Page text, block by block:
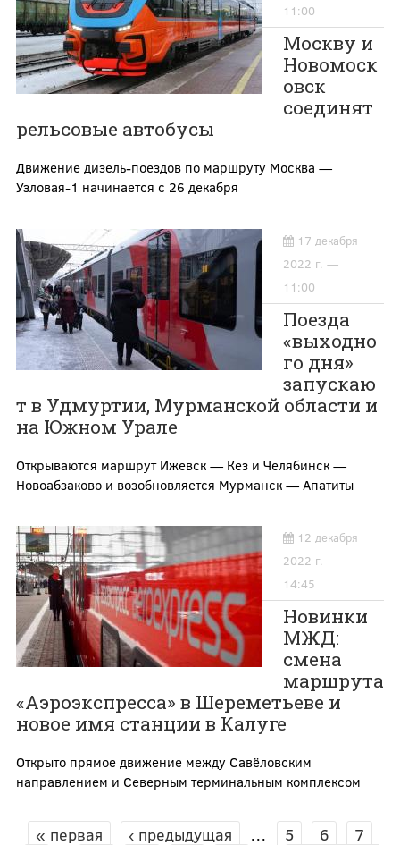
11:00
Москву и
Новомоск
овск
соединят
рельсовые автобусы
Движение дизель-поездов по маршруту Москва —
Узловая-1 начинается с 26 декабря
17 декабря
2022 г. —
11:00
Поезда
«выходно
го дня»
запускаю
т в Удмуртии, Мурманской области и
на Южном Урале
Открываются маршрут Ижевск — Кез и Челябинск —
Новоабзаково и возобновляется Мурманск — Апатиты
12 декабря
2022 г. —
14:45
Новинки
МЖД:
смена
маршрута
«Аэроэкспресса» в Шереметьеве и
новое имя станции в Калуге
Открыто прямое движение между Савёловским
направлением и Северным терминальным комплексом
« первая ‹ предыдущая … 5 6 7